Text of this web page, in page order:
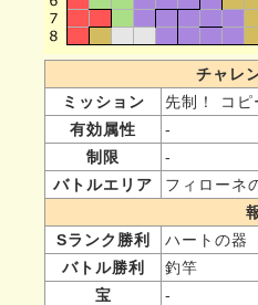
チャレ
ミッション
先制！ コピ
有効属性
-
制限
-
バトルエリア
フィローネ
Sランク勝利
ハートの器
バトル勝利
釣竿
宝
-